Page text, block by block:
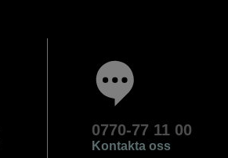
0770-77 11 00
Kontakta oss